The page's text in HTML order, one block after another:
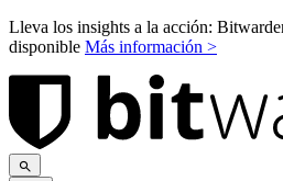
Lleva los insights a la acción:
disponible Más información >